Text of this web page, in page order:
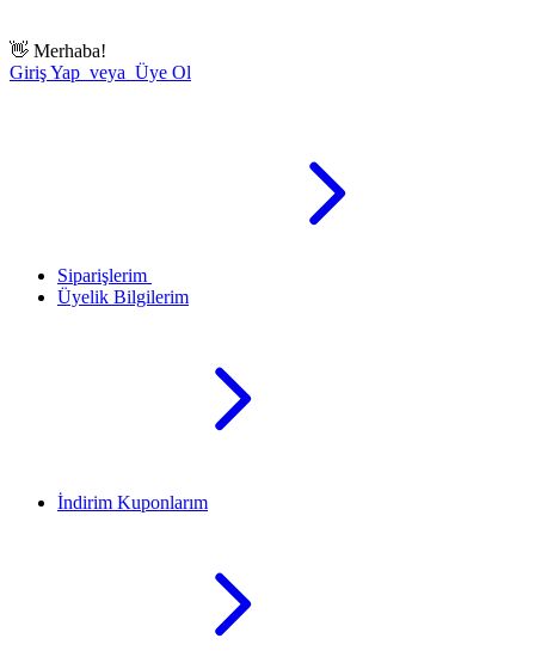
👋 Merhaba!
Giriş Yap veya Üye Ol
Siparişlerim
Üyelik Bilgilerim
İndirim Kuponlarım